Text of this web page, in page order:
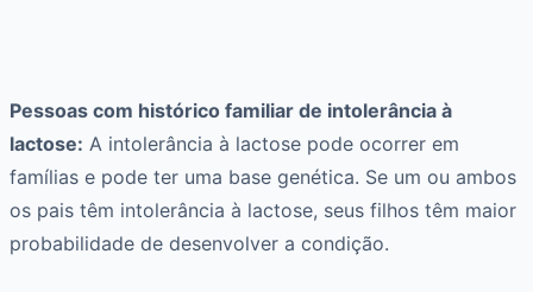
Pessoas com histórico familiar de intolerância à
lactose: A intolerância à lactose pode ocorrer em
famílias e pode ter uma base genética. Se um ou ambos
os pais têm intolerância à lactose, seus filhos têm maior
probabilidade de desenvolver a condição.